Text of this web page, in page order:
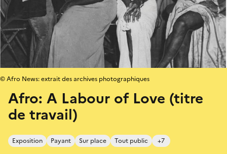
Afro: A Labour of Love (titre
de travail)
Exposition Payant Sur place Tout public +7
© Afro News: extrait des archives photographiques